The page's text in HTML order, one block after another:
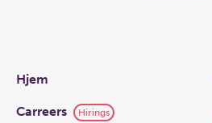
Links
Hjem
Carreers Hirings